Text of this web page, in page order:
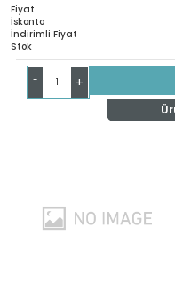
Fiyat
İskonto
İndirimli Fiyat
Stok
- +